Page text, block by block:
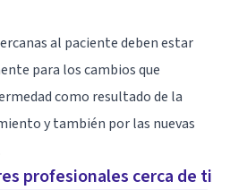
al paciente deben estar
para los cambios que
como resultado de la
y también por las nuevas
profesionales cerca de ti